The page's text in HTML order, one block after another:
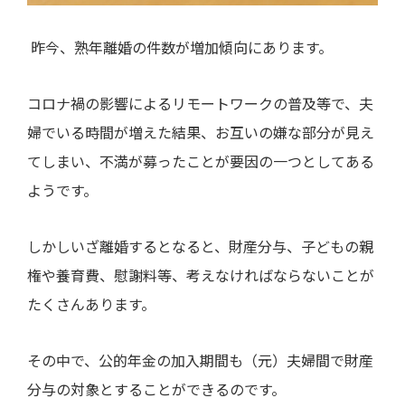
昨今、熟年離婚の件数が増加傾向にあります。
コロナ禍の影響によるリモートワークの普及等で、夫
婦でいる時間が増えた結果、お互いの嫌な部分が見え
てしまい、不満が募ったことが要因の一つとしてある
ようです。
しかしいざ離婚するとなると、財産分与、子どもの親
権や養育費、慰謝料等、考えなければならないことが
たくさんあります。
その中で、公的年金の加入期間も（元）夫婦間で財産
分与の対象とすることができるのです。